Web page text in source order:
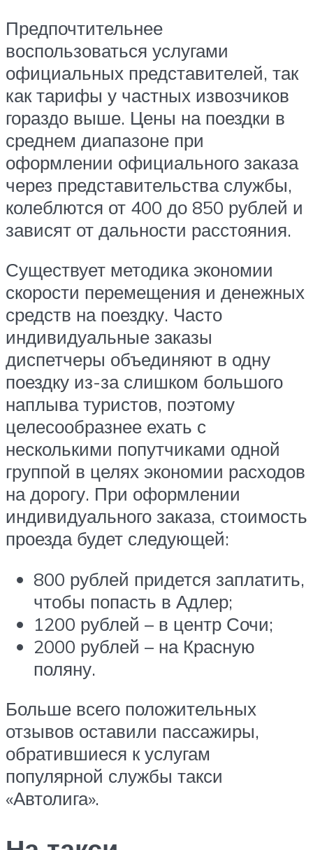
Предпочтительнее
воспользоваться услугами
официальных представителей, так
как тарифы у частных извозчиков
гораздо выше. Цены на поездки в
среднем диапазоне при
оформлении официального заказа
через представительства службы,
колеблются от 400 до 850 рублей и
зависят от дальности расстояния.
Существует методика экономии
скорости перемещения и денежных
средств на поездку. Часто
индивидуальные заказы
диспетчеры объединяют в одну
поездку из-за слишком большого
наплыва туристов, поэтому
целесообразнее ехать с
несколькими попутчиками одной
группой в целях экономии расходов
на дорогу. При оформлении
индивидуального заказа, стоимость
проезда будет следующей:
800 рублей придется заплатить,
чтобы попасть в Адлер;
1200 рублей – в центр Сочи;
2000 рублей – на Красную
поляну.
Больше всего положительных
отзывов оставили пассажиры,
обратившиеся к услугам
популярной службы такси
«Автолига».